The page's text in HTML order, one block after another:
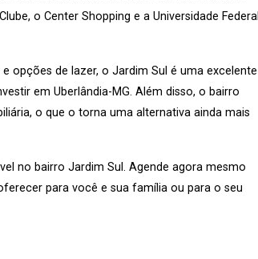
o Center Shopping e a Universidade Federal
opções de lazer, o Jardim Sul é uma excelente
em Uberlândia-MG. Além disso, o bairro
o que o torna uma alternativa ainda mais
no bairro Jardim Sul. Agende agora mesmo
para você e sua família ou para o seu